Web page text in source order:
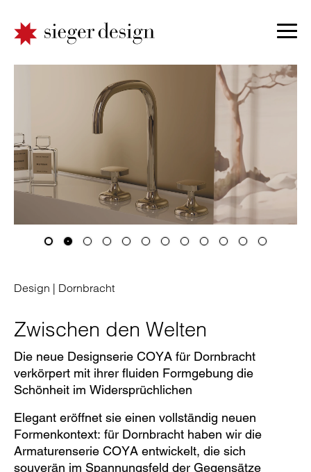
Design | Dornbracht
Zwischen den Welten
Die neue Designserie COYA für Dornbracht
verkörpert mit ihrer fluiden Formgebung die
Schönheit im Widersprüchlichen
Elegant eröffnet sie einen vollständig neuen
Formenkontext: für Dornbracht haben wir die
Armaturenserie COYA entwickelt, die sich
souverän im Spannungsfeld der Gegensätze